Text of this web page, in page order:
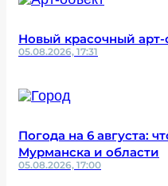
Новый красочный арт-
05.08.2026, 17:31
Погода на 6 августа:
Мурманска и области
05.08.2026, 17:00